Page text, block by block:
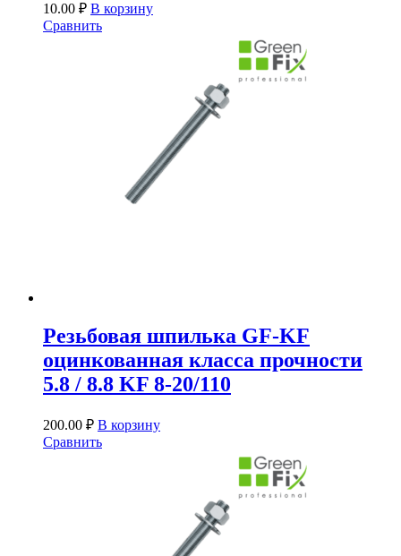
10.00 ₽ В корзину
Сравнить
Резьбовая шпилька GF-KF
оцинкованная класса прочности
5.8 / 8.8 KF 8-20/110
200.00 ₽ В корзину
Сравнить